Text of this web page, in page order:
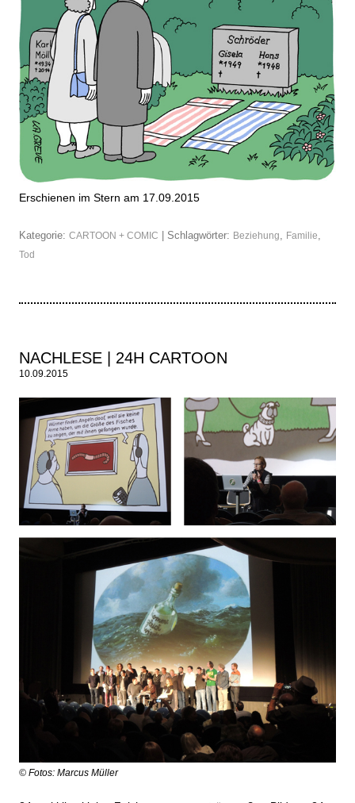
Erschienen im Stern am 17.09.2015
Kategorie: CARTOON + COMIC | Schlagwörter: Beziehung, Familie,
Tod
NACHLESE | 24H CARTOON
10.09.2015
© Fotos: Marcus Müller